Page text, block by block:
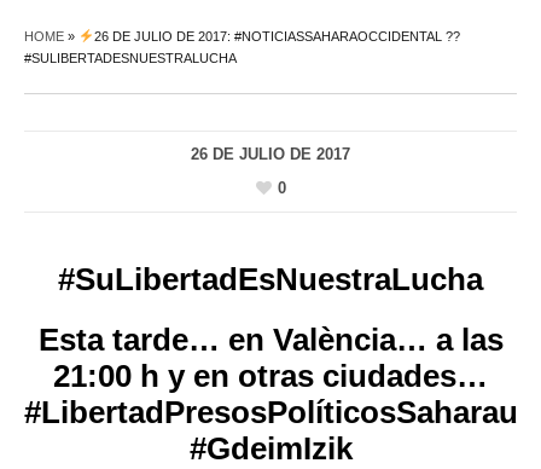
HOME »
26 DE JULIO DE 2017: #NOTICIASSAHARAOCCIDENTAL ??
#SULIBERTADESNUESTRALUCHA
26 DE JULIO DE 2017
0
#SuLibertadEsNuestraLucha
Esta tarde… en València… a las
21:00 h y en otras ciudades…
#GdeimIzik